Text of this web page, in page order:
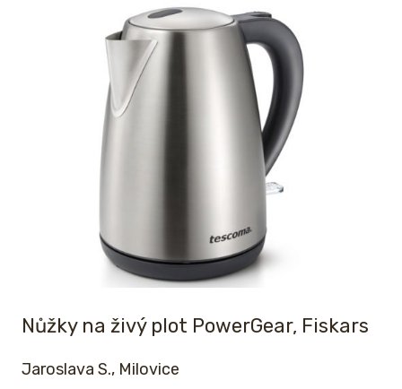
Nůžky na živý plot PowerGear, Fiskars
Jaroslava S., Milovice